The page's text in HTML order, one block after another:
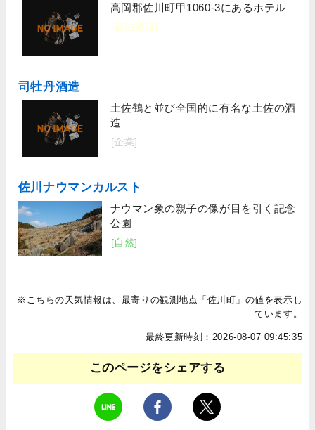
高岡郡佐川町甲1060-3にあるホテル
[宿泊施設]
司牡丹酒造
土佐鶴と並び全国的に有名な土佐の酒
造
[企業]
佐川ナウマンカルスト
ナウマン象の親子の像が目を引く記念
公園
[自然]
※こちらの天気情報は、最寄りの観測地点「佐川町」の値を表示し
ています。
最終更新時刻：2026-08-07 09:45:35
このページをシェアする